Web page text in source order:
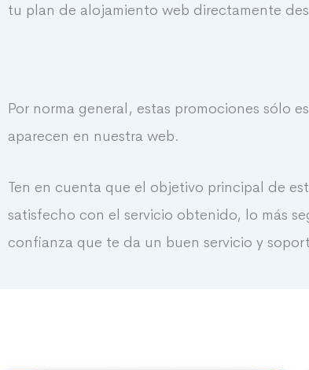
tu plan de alojamiento web directamente
Por norma general, estas promociones sólo
aparecen en nuestra web.
Ten en cuenta que el objetivo principal de
satisfecho con el servicio obtenido, lo más
confianza que te da un buen servicio y